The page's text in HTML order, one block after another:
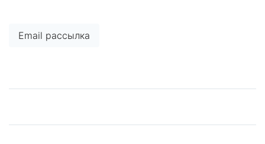
Email рассылка